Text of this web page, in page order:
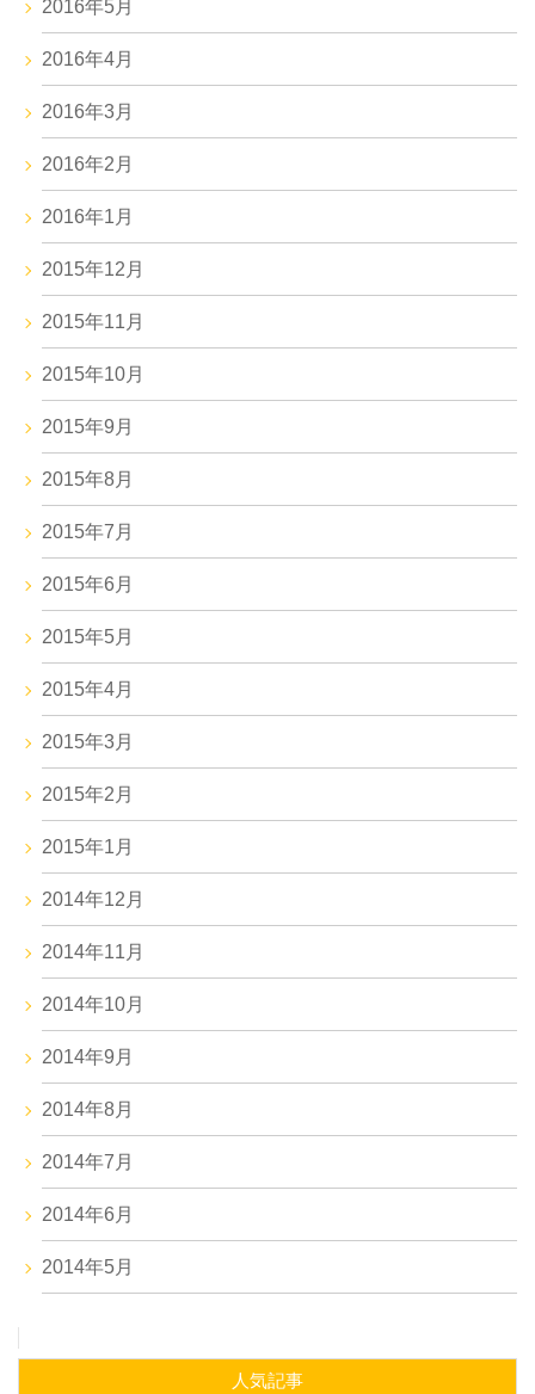
2016年5月
2016年4月
2016年3月
2016年2月
2016年1月
2015年12月
2015年11月
2015年10月
2015年9月
2015年8月
2015年7月
2015年6月
2015年5月
2015年4月
2015年3月
2015年2月
2015年1月
2014年12月
2014年11月
2014年10月
2014年9月
2014年8月
2014年7月
2014年6月
2014年5月
人気記事